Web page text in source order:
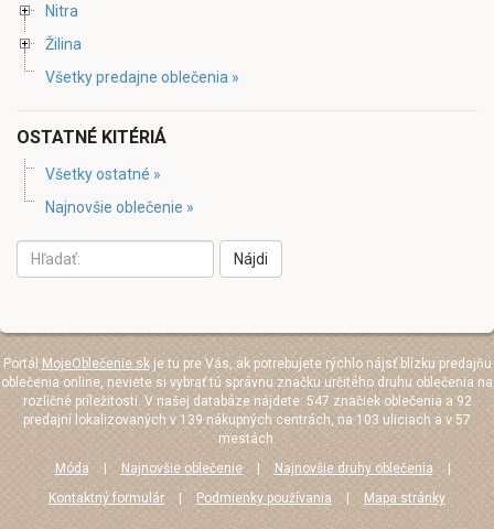
Nitra
Žilina
Všetky predajne oblečenia »
OSTATNÉ KITÉRIÁ
Všetky ostatné »
Najnovšie oblečenie »
Nájdi
Portál MojeOblečenie.skje tu pre Vás, ak potrebujete rýchlo nájsť blízku predajňu
oblečenia online, neviete si vybrať tú správnu značku určitého druhu oblečenia na
rozličné príležitosti. V našej databáze nájdete: 547 značiek oblečenia a 92
predajní lokalizovaných v 139 nákupných centrách, na 103 uliciach a v 57
mestách.
Móda
| Najnovšie oblečenie | Najnovšie druhy oblečenia
|
Kontaktný formulár
| Podmienky používania | Mapa stránky